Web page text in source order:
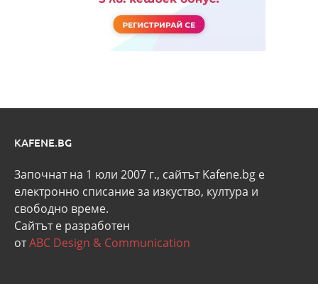
KAFENE.BG
Започнат на 1 юли 2007 г., сайтът Kafene.bg e
eлектронно списание за изкуство, култура и
свободно време.
Сайтът е разработен
отABC Design & Communication